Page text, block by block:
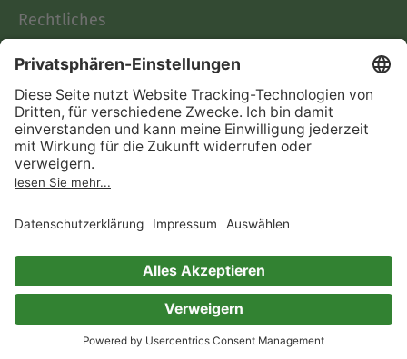
Rechtliches
AGB
Informationen nach Data
Act
Verträge hier kündigen
Impressum
Immer ein gutes Buch